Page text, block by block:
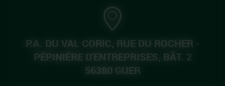
P.A. DU VAL CORIC, RUE DU ROCHER -
PÉPINIÈRE D'ENTREPRISES, BÂT. 2
56380 GUER